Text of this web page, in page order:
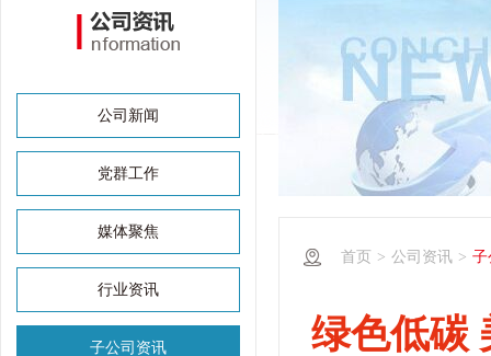
公司新闻
党群工作
媒体聚焦
行业资讯
子公司资讯
首页 > 公司资讯 > 子
绿色低碳